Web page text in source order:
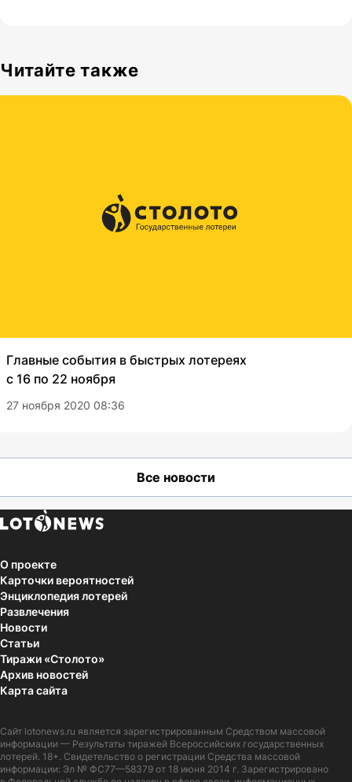
Читайте также
Главные события в быстрых лотереях
с 16 по 22 ноября
27 ноября 2020 08:36
Все новости
О проекте
Карточки вероятностей
Энциклопедия лотерей
Развлечения
Новости
Статьи
Тиражи «Столото»
Архив новостей
Карта сайта
Сайт lotonews.ru является зарегистрированным Средством массовой
информации — Результаты тиражей Всероссийских государственных
лотерей. 18+. Свидетельство о регистрации Средства массовой
информации: Эл № ФС77—58379 от 18 июня 2014 г. Зарегистрировано